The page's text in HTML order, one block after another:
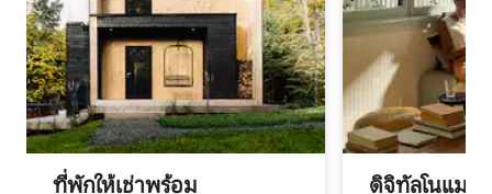
ที่พักให้เช่าพร้อม ดิจิทัลโนแมด